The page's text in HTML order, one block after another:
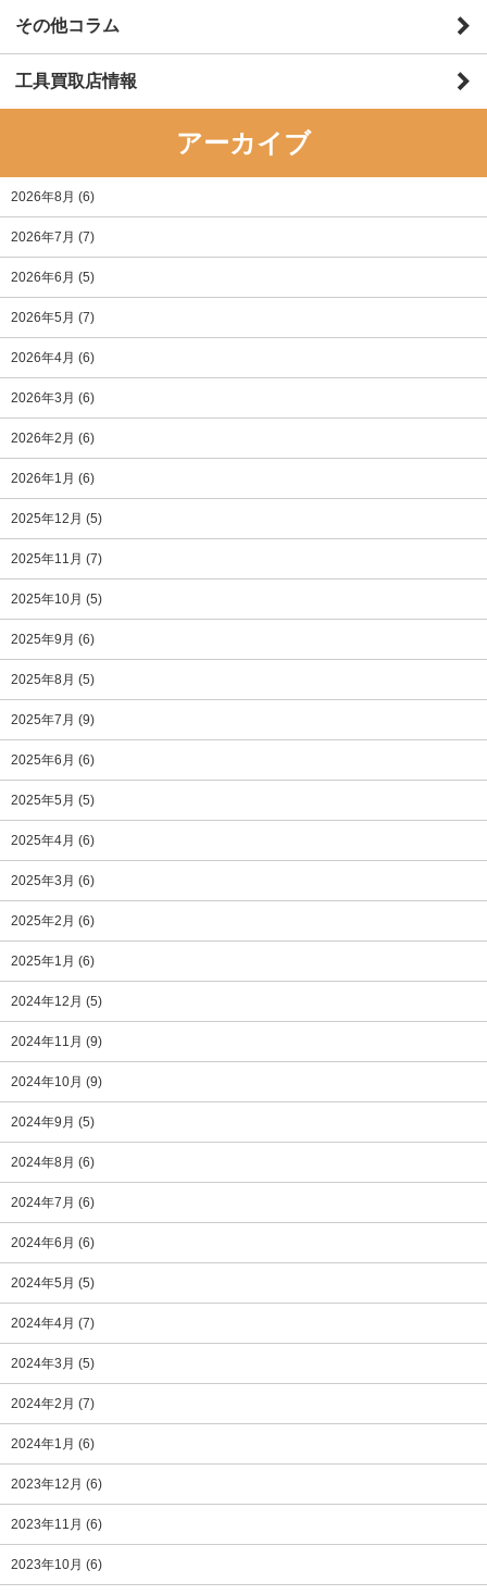
その他コラム
工具買取店情報
アーカイブ
2026年8月 (6)
2026年7月 (7)
2026年6月 (5)
2026年5月 (7)
2026年4月 (6)
2026年3月 (6)
2026年2月 (6)
2026年1月 (6)
2025年12月 (5)
2025年11月 (7)
2025年10月 (5)
2025年9月 (6)
2025年8月 (5)
2025年7月 (9)
2025年6月 (6)
2025年5月 (5)
2025年4月 (6)
2025年3月 (6)
2025年2月 (6)
2025年1月 (6)
2024年12月 (5)
2024年11月 (9)
2024年10月 (9)
2024年9月 (5)
2024年8月 (6)
2024年7月 (6)
2024年6月 (6)
2024年5月 (5)
2024年4月 (7)
2024年3月 (5)
2024年2月 (7)
2024年1月 (6)
2023年12月 (6)
2023年11月 (6)
2023年10月 (6)